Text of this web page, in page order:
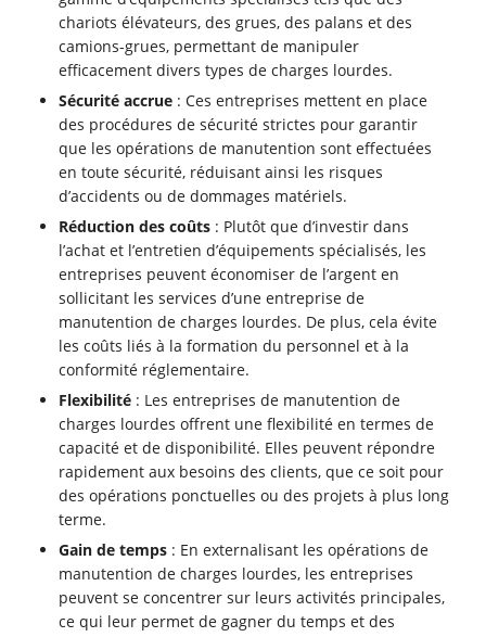
chariots élévateurs, des grues, des palans et des
camions-grues, permettant de manipuler
efficacement divers types de charges lourdes.
Sécurité accrue : Ces entreprises mettent en place
des procédures de sécurité strictes pour garantir
que les opérations de manutention sont effectuées
en toute sécurité, réduisant ainsi les risques
d’accidents ou de dommages matériels.
Réduction des coûts : Plutôt que d’investir dans
l’achat et l’entretien d’équipements spécialisés, les
entreprises peuvent économiser de l’argent en
sollicitant les services d’une entreprise de
manutention de charges lourdes. De plus, cela évite
les coûts liés à la formation du personnel et à la
conformité réglementaire.
Flexibilité : Les entreprises de manutention de
charges lourdes offrent une flexibilité en termes de
capacité et de disponibilité. Elles peuvent répondre
rapidement aux besoins des clients, que ce soit pour
des opérations ponctuelles ou des projets à plus long
terme.
Gain de temps : En externalisant les opérations de
manutention de charges lourdes, les entreprises
peuvent se concentrer sur leurs activités principales,
ce qui leur permet de gagner du temps et des